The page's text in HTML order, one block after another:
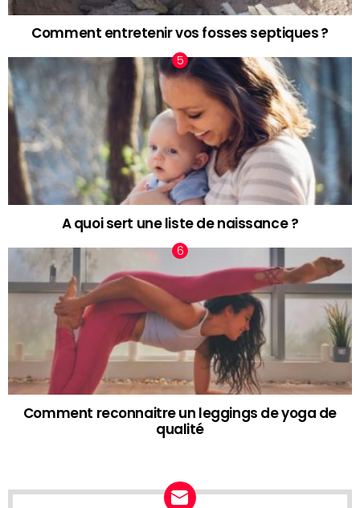
Comment entretenir vos fosses septiques ?
A quoi sert une liste de naissance ?
Comment reconnaitre un leggings de yoga de
qualité